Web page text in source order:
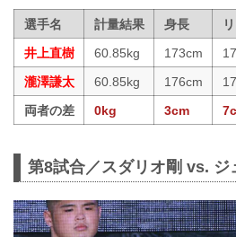
選手名 計量結果 身長
井上直樹
60.85kg 173cm
瀧澤謙太
60.85kg 176cm
両者の差
0kg 3cm
第8試合／スダリオ剛 vs. ジ